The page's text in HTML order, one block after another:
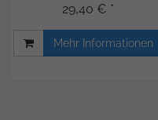
29,40 € *
Mehr Informationen